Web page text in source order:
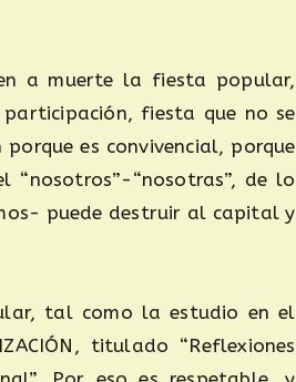
a muerte la fiesta popular,
fiesta que no se
es convivencial, porque
“nosotras”, de lo
puede destruir al capital y
tal como la estudio en el
titulado “Reflexiones